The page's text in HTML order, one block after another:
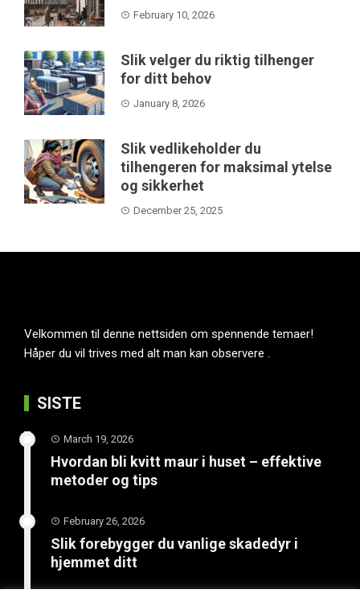
February 10, 2026
Slik velger du riktig tilhenger
for ditt behov
January 8, 2026
Slik vedlikeholder du
tilhengeren for maksimal ytelse
og sikkerhet
December 25, 2025
Velkommen til denne nettsiden om spennende temaer!
Håper du vil trives med alt man kan observere .
SISTE
March 19, 2026
Hvordan bli kvitt maur i huset – effektive
metoder og tips
February 26, 2026
Slik forebygger du vanlige skadedyr i
hjemmet ditt